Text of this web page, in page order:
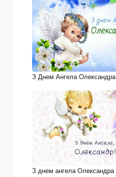
З Днем Ангела Олександра
З днем ангела Олександра